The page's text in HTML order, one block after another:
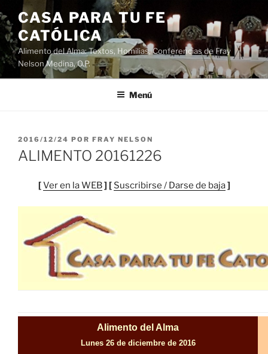
Saltar
al
contenido
CASA PARA TU FE
CATÓLICA
Alimento del Alma: Textos, Homilias, Conferencias de Fray
Nelson Medina, O.P.
Menú
PUBLICADO
EL
2016/12/24 POR FRAY NELSON
ALIMENTO 20161226
[Ver en la WEB] [ Suscribirse / Darse de baja]
Alimento del Alma
Lunes 26 de diciembre de 2016